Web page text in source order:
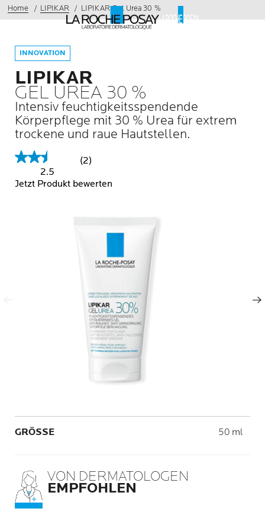
Home LIPIKAR LIPIKAR Gel Urea 30 %
INNOVATION
LIPIKAR
GEL UREA 30 %
Intensiv feuchtigkeitsspendende
Körperpflege mit 30 % Urea für extrem
trockene und raue Hautstellen.
2.5
(2)
Jetzt Produkt bewerten
Nächster Eintrag
GRÖSSE Volume
50 ml
VON DERMATOLOGEN
EMPFOHLEN